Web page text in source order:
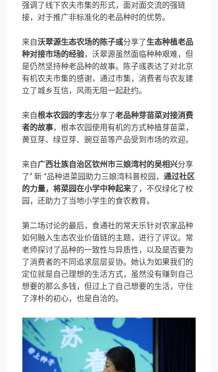
强调了线下农夫市集的形式，面对面交流的强链
接，对于推广非标准化的老品种时的优势。
来自沃翠源生态农场的陈⼦彧分享了⽣态种植⽼品
种对接市场的经验，沃翠源虽然面临种种艰难，但
是仍然坚持种老品种的故事。陈⼦彧表达了对北京
有机农夫市集的感谢，通过市集，消费者与农友建
立了城乡互信，风雨无阻一起赴约。
来自根本农园的李志分享了⽼品种芽苗菜对接消费
者的故事，根本农园使用有机的方式种植芽苗菜，
黄豆芽、绿豆芽、豌豆苗等产品受到市场的欢迎。
来自广西壮族自治区钦州市三娘湾村的吴相兴分享
了“ 新 ”品种进菜园助⼒三娘湾科普校园， 通过社区
的力量，将菜园在小学中种起来了，不仅绿化了校
园，还助力了当地小学生的食农教育。
第二场讨论的最后，食通社的常天乐针对农家品种
如何融入生态农业价值链的主题，进行了评议。常
老师探讨了品种的一致性与异质性，以及是否要为
了消费者的不同追求层层妥协。她认为如果我们的
定位就是自己理想的生活方式，虽然没有赚到自己
想要的那么多钱，但过上了自己想要的生活，守住
了淳朴的初心，也是自洽的。